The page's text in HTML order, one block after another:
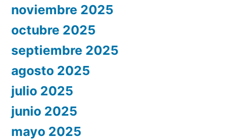
noviembre 2025
octubre 2025
septiembre 2025
agosto 2025
julio 2025
junio 2025
mayo 2025